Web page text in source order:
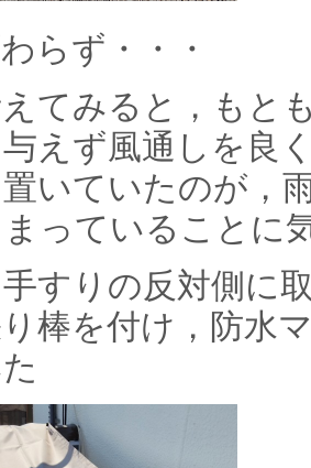
らず・・・
てみると，もと
えず風通しを良
いていたのが，
っていることに
すりの反対側に
棒を付け，防水